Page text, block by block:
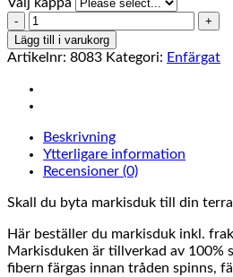
Välj kappa
Orchestra
u411
mängd
Lägg till i varukorg
Artikelnr: 8083 Kategori: Enfärgat
Beskrivning
Ytterligare information
Recensioner (0)
Skall du byta markisduk till din
Här beställer du markisduk inkl.
Markisduken är tillverkad av 100%
fibern färgas innan tråden spinns,